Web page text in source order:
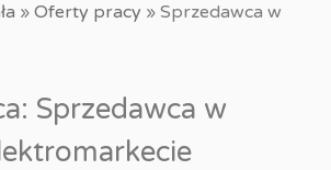
» Oferty pracy » Sprzedawca w
Sprzedawca w